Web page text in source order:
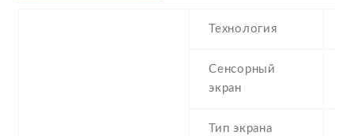
Технология
Сенсорный
экран
Тип экрана